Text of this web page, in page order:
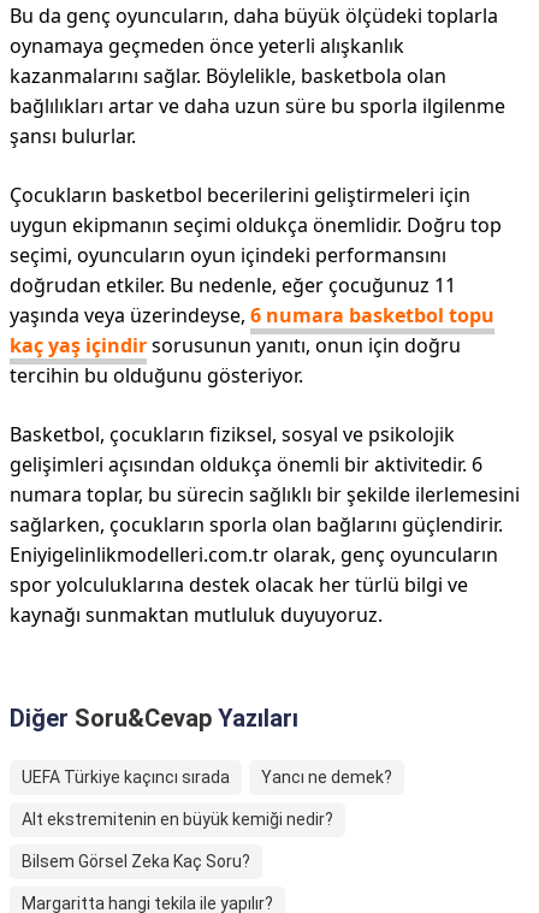
Bu da genç oyuncuların, daha büyük ölçüdeki toplarla
oynamaya geçmeden önce yeterli alışkanlık
kazanmalarını sağlar. Böylelikle, basketbola olan
bağlılıkları artar ve daha uzun süre bu sporla ilgilenme
şansı bulurlar.
Çocukların basketbol becerilerini geliştirmeleri için
uygun ekipmanın seçimi oldukça önemlidir. Doğru top
seçimi, oyuncuların oyun içindeki performansını
doğrudan etkiler. Bu nedenle, eğer çocuğunuz 11
yaşında veya üzerindeyse, 6 numara basketbol topu
kaç yaş içindirsorusunun yanıtı, onun için doğru
tercihin bu olduğunu gösteriyor.
Basketbol, çocukların fiziksel, sosyal ve psikolojik
gelişimleri açısından oldukça önemli bir aktivitedir. 6
numara toplar, bu sürecin sağlıklı bir şekilde ilerlemesini
sağlarken, çocukların sporla olan bağlarını güçlendirir.
Eniyigelinlikmodelleri.com.tr olarak, genç oyuncuların
spor yolculuklarına destek olacak her türlü bilgi ve
kaynağı sunmaktan mutluluk duyuyoruz.
Diğer Soru&Cevap Yazıları
UEFA Türkiye kaçıncı sırada Yancı ne demek?
Alt ekstremitenin en büyük kemiği nedir?
Bilsem Görsel Zeka Kaç Soru?
Margaritta hangi tekila ile yapılır?